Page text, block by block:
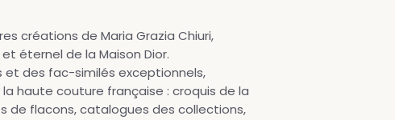
créations de Maria Grazia Chiuri,
éternel de la Maison Dior.
et des fac-similés exceptionnels,
haute couture française : croquis de la
de flacons, catalogues des collections,